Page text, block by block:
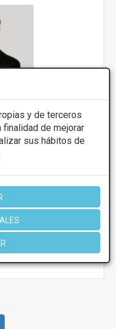
y de terceros
finalidad de mejorar
sus hábitos de
Joaquin Navarro
VER MAPA